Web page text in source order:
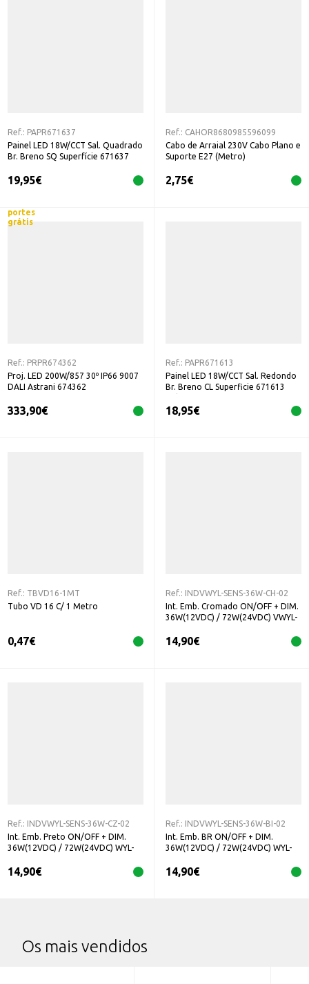
Ref.: PAPR671637
Painel LED 18W/CCT Sal. Quadrado
Br. Breno SQ Superfície 671637
19,95€
Ref.: CAHOR8680985596099
Cabo de Arraial 230V Cabo Plano e
Suporte E27 (Metro)
2,75€
portes
grátis
Ref.: PRPR674362
Proj. LED 200W/857 30º IP66 9007
DALI Astrani 674362
333,90€
Ref.: PAPR671613
Painel LED 18W/CCT Sal. Redondo
Br. Breno CL Superficie 671613
18,95€
Ref.: TBVD16-1MT
Tubo VD 16 C/ 1 Metro
0,47€
Ref.: INDVWYL-SENS-36W-CH-02
Int. Emb. Cromado ON/OFF + DIM.
36W(12VDC) / 72W(24VDC) VWYL-
14,90€
Ref.: INDVWYL-SENS-36W-CZ-02
Int. Emb. Preto ON/OFF + DIM.
36W(12VDC) / 72W(24VDC) WYL-
14,90€
Ref.: INDVWYL-SENS-36W-BI-02
Int. Emb. BR ON/OFF + DIM.
36W(12VDC) / 72W(24VDC) WYL-
14,90€
Os mais vendidos